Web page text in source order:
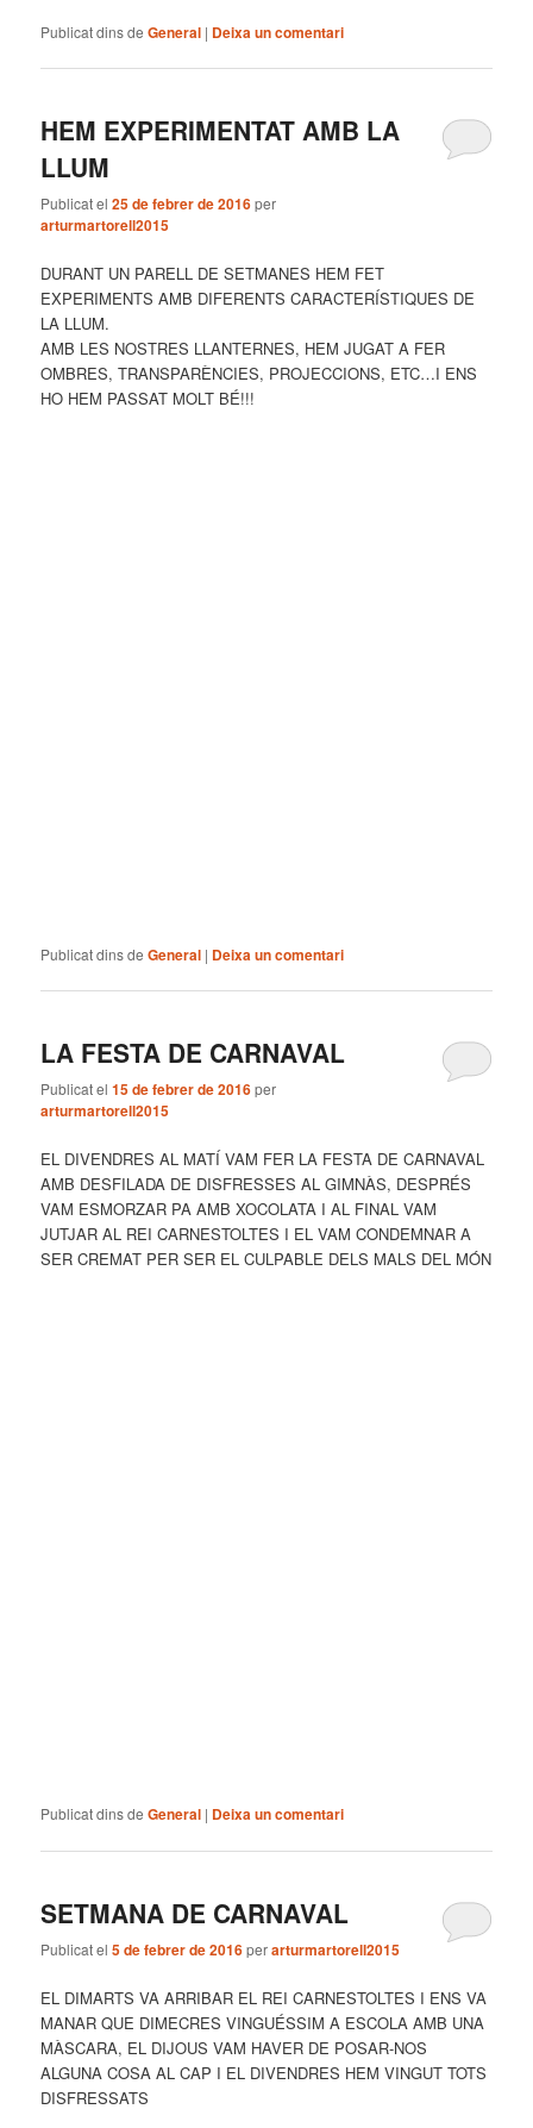
Publicat dins de General | Deixa un comentari
HEM EXPERIMENTAT AMB LA
LLUM
Publicat el25 de febrer de 2016per
arturmartorell2015
DURANT UN PARELL DE SETMANES HEM FET
EXPERIMENTS AMB DIFERENTS CARACTERÍSTIQUES DE
LA LLUM.
AMB LES NOSTRES LLANTERNES, HEM JUGAT A FER
OMBRES, TRANSPARÈNCIES, PROJECCIONS, ETC…I ENS
HO HEM PASSAT MOLT BÉ!!!
Publicat dins de General | Deixa un comentari
LA FESTA DE CARNAVAL
Publicat el15 de febrer de 2016per
arturmartorell2015
EL DIVENDRES AL MATÍ VAM FER LA FESTA DE CARNAVAL
AMB DESFILADA DE DISFRESSES AL GIMNÀS, DESPRÉS
VAM ESMORZAR PA AMB XOCOLATA I AL FINAL VAM
JUTJAR AL REI CARNESTOLTES I EL VAM CONDEMNAR A
SER CREMAT PER SER EL CULPABLE DELS MALS DEL MÓN
Publicat dins de General | Deixa un comentari
SETMANA DE CARNAVAL
Publicat el5 de febrer de 2016perarturmartorell2015
EL DIMARTS VA ARRIBAR EL REI CARNESTOLTES I ENS VA
MANAR QUE DIMECRES VINGUÉSSIM A ESCOLA AMB UNA
MÀSCARA, EL DIJOUS VAM HAVER DE POSAR-NOS
ALGUNA COSA AL CAP I EL DIVENDRES HEM VINGUT TOTS
DISFRESSATS